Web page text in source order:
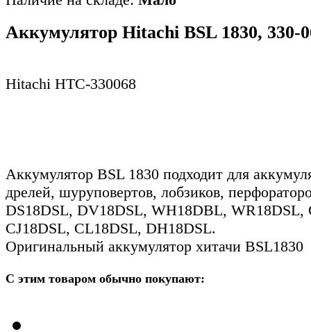
Аккумулятор Hitachi BSL 1830, 330-
Hitachi HTC-330068
Аккумулятор BSL 1830 подходит для
дрелей, шуруповертов, лобзиков,
DS18DSL, DV18DSL, WH18DBL, WR18DSL,
CJ18DSL, CL18DSL, DH18DSL.
Оригинальный аккумулятор хитачи BSL1830
С этим товаром обычно покупают: